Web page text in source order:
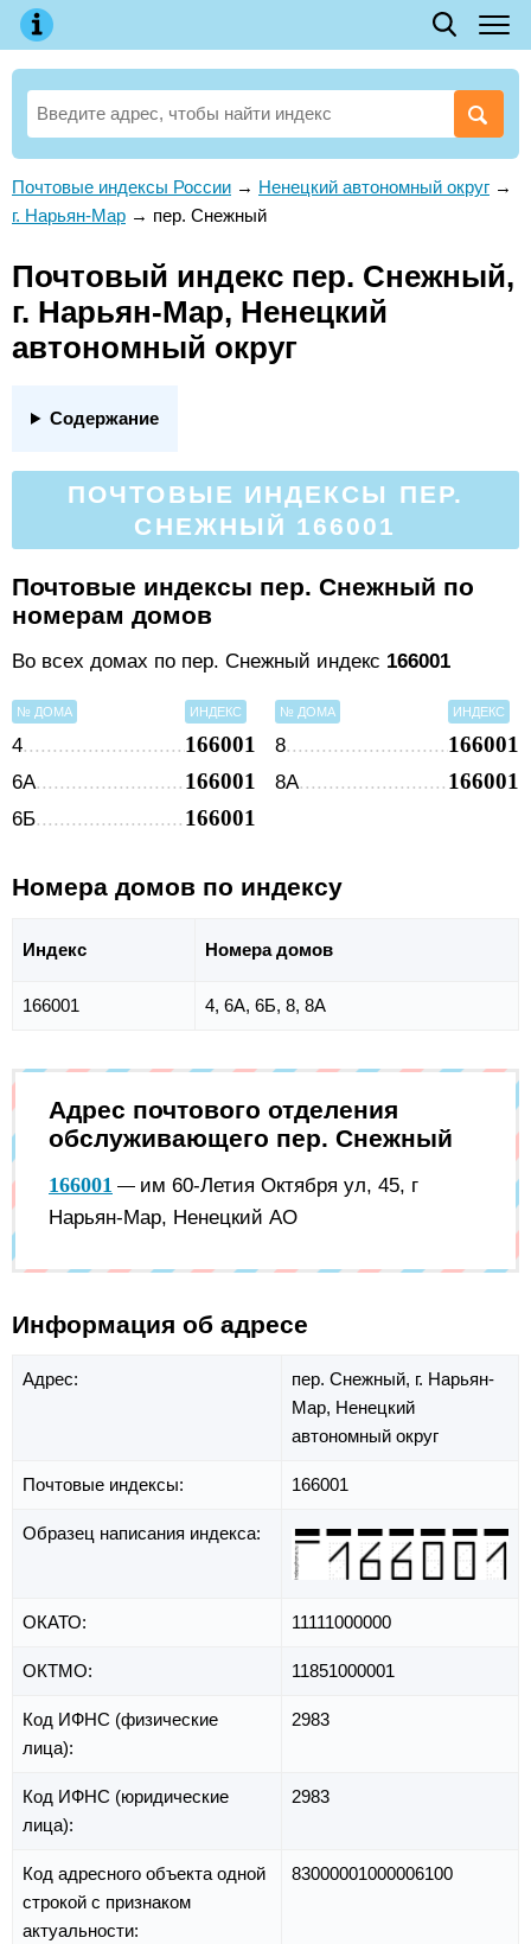
Почтовые индексы России → Ненецкий автономный округ →
г. Нарьян-Мар → пер. Снежный
Почтовый индекс пер. Снежный,
г. Нарьян-Мар, Ненецкий
автономный округ
Содержание
ПОЧТОВЫЕ ИНДЕКСЫ ПЕР.
СНЕЖНЫЙ 166001
Почтовые индексы пер. Снежный по
номерам домов
Во всех домах по пер. Снежный индекс 166001
№ ДОМА ИНДЕКС
4 166001
6А 166001
6Б 166001
№ ДОМА ИНДЕКС
8 166001
8А 166001
Номера домов по индексу
Индекс Номера домов
166001 4, 6А, 6Б, 8, 8А
Адрес почтового отделения
обслуживающего пер. Снежный
166001 — им 60-Летия Октября ул, 45, г
Нарьян-Мар, Ненецкий АО
Информация об адресе
Адрес: пер. Снежный, г. Нарьян-
Мар, Ненецкий
автономный округ
Почтовые индексы: 166001
Образец написания индекса:
ОКАТО: 11111000000
ОКТМО: 11851000001
Код ИФНС (физические
лица):
2983
Код ИФНС (юридические
лица):
2983
Код адресного объекта одной
строкой с признаком
актуальности:
83000001000006100